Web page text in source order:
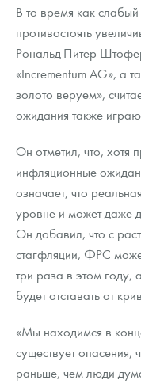
В то время как
противостоять
Рональд-Питер
«Incrementum AG», а
золото веруем»,
ожидания также
Он отметил, что, хотя
инфляционные
означает, что
уровне и может даже
Он добавил, что с
стагфляции, ФРС
три раза в этом году,
будет отставать от
«Мы находимся в
существует опасения,
раньше, чем люди